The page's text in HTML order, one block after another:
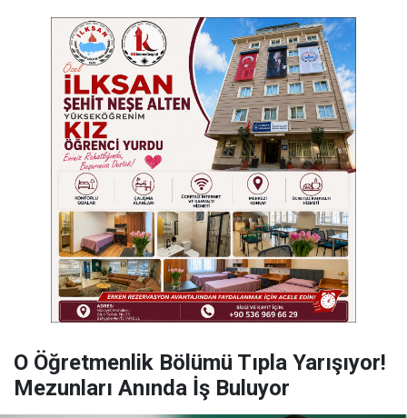
O Öğretmenlik Bölümü Tıpla Yarışıyor!
Mezunları Anında İş Buluyor